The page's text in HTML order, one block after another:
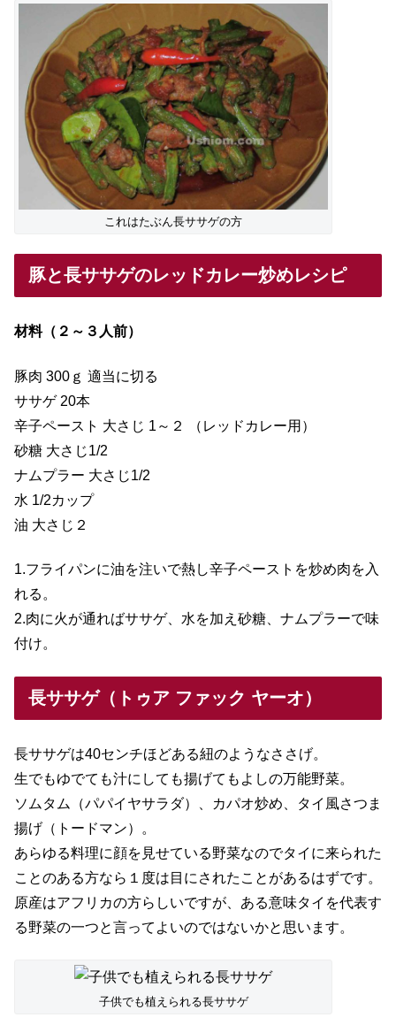
これはたぶん長ササゲの方
豚と長ササゲのレッドカレー炒めレシピ
材料（２～３人前）
豚肉 300ｇ 適当に切る
ササゲ 20本
辛子ペースト 大さじ 1～２ （レッドカレー用）
砂糖 大さじ1/2
ナムプラー 大さじ1/2
水 1/2カップ
油 大さじ２
1.フライパンに油を注いで熱し辛子ペーストを炒め肉を入
れる。
2.肉に火が通ればササゲ、水を加え砂糖、ナムプラーで味
付け。
長ササゲ（トゥア ファック ヤーオ）
長ササゲは40センチほどある紐のようなささげ。
生でもゆでても汁にしても揚げてもよしの万能野菜。
ソムタム（パパイヤサラダ）、カパオ炒め、タイ風さつま
揚げ（トードマン）。
あらゆる料理に顔を見せている野菜なのでタイに来られた
ことのある方なら１度は目にされたことがあるはずです。
原産はアフリカの方らしいですが、ある意味タイを代表す
る野菜の一つと言ってよいのではないかと思います。
子供でも植えられる長ササゲ